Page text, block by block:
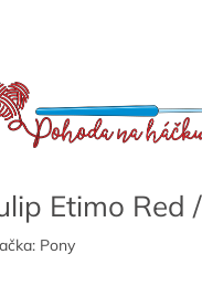
Etimo Red
Pony